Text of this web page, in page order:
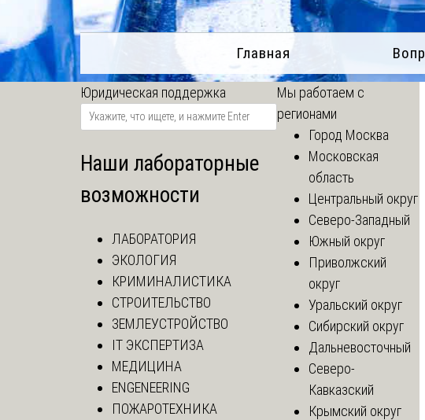
Главная
Юридическая поддержка
Наши лабораторные
возможности
ЛАБОРАТОРИЯ
ЭКОЛОГИЯ
КРИМИНАЛИСТИКА
СТРОИТЕЛЬСТВО
ЗЕМЛЕУСТРОЙСТВО
IT ЭКСПЕРТИЗА
МЕДИЦИНА
ENGENEERING
ПОЖАРОТЕХНИКА
Мы работаем с
регионами
Город Москва
Московская
область
Центральный округ
Северо-Западный
Южный округ
Приволжский
округ
Уральский округ
Сибирский округ
Дальневосточный
Северо-
Кавказский
Крымский округ